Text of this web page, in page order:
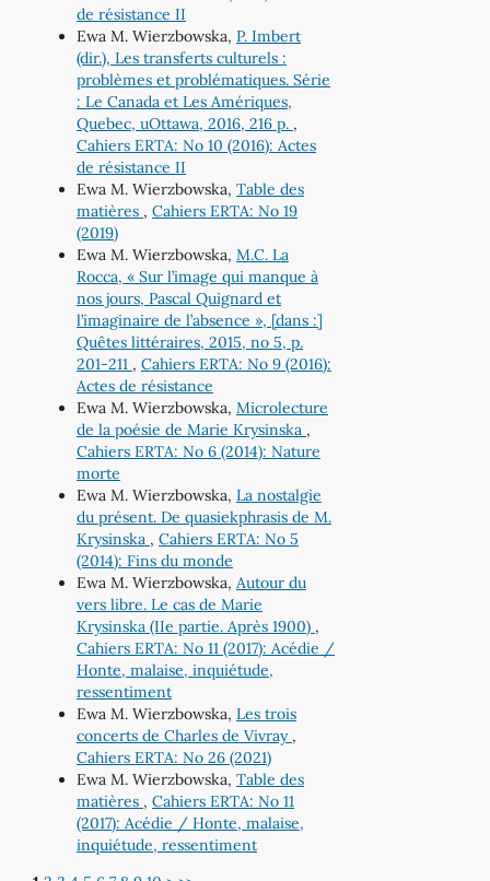
de résistance II
Ewa M. Wierzbowska, P. Imbert
(dir.), Les transferts culturels :
problèmes et problématiques. Série
: Le Canada et Les Amériques,
Quebec, uOttawa, 2016, 216 p. ,
Cahiers ERTA: No 10 (2016): Actes
de résistance II
Ewa M. Wierzbowska, Table des
matières , Cahiers ERTA: No 19
(2019)
Ewa M. Wierzbowska, M.C. La
Rocca, « Sur l’image qui manque à
nos jours, Pascal Quignard et
l’imaginaire de l’absence », [dans :]
Quêtes littéraires, 2015, no 5, p.
201-211 , Cahiers ERTA: No 9 (2016):
Actes de résistance
Ewa M. Wierzbowska, Microlecture
de la poésie de Marie Krysinska ,
Cahiers ERTA: No 6 (2014): Nature
morte
Ewa M. Wierzbowska, La nostalgie
du présent. De quasiekphrasis de M.
Krysinska , Cahiers ERTA: No 5
(2014): Fins du monde
Ewa M. Wierzbowska, Autour du
vers libre. Le cas de Marie
Krysinska (IIe partie. Après 1900) ,
Cahiers ERTA: No 11 (2017): Acédie /
Honte, malaise, inquiétude,
ressentiment
Ewa M. Wierzbowska, Les trois
concerts de Charles de Vivray ,
Cahiers ERTA: No 26 (2021)
Ewa M. Wierzbowska, Table des
matières , Cahiers ERTA: No 11
(2017): Acédie / Honte, malaise,
inquiétude, ressentiment